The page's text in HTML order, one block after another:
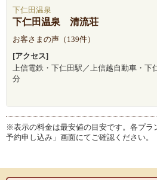
下仁田温泉
下仁田温泉 清流荘
お客さまの声（139件）
[アクセス]
上信電鉄・下仁田駅／上信越自動車・
分
※表示の料金は最安値の目安です。各プラ
予約申し込み」画面にてご確認ください。